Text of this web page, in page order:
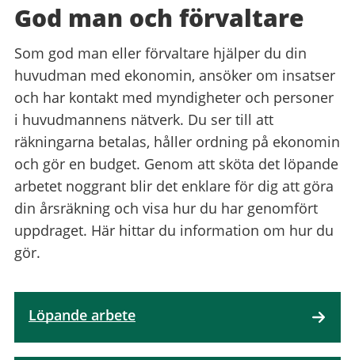
God man och förvaltare
Som god man eller förvaltare hjälper du din
huvudman med ekonomin, ansöker om insatser
och har kontakt med myndigheter och personer
i huvudmannens nätverk. Du ser till att
räkningarna betalas, håller ordning på ekonomin
och gör en budget. Genom att sköta det löpande
arbetet noggrant blir det enklare för dig att göra
din årsräkning och visa hur du har genomfört
uppdraget. Här hittar du information om hur du
gör.
Löpande arbete